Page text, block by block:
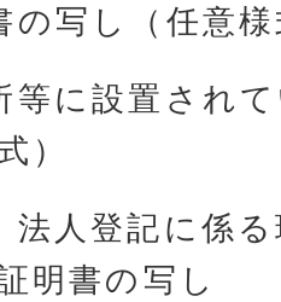
し（任意様
設置されて
）
登記に係る
明書の写し